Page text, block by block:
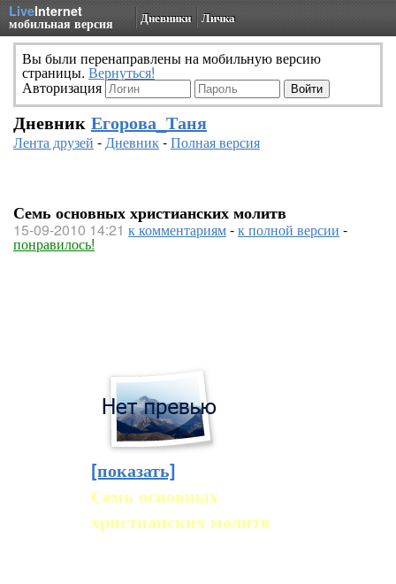
LiveInternet
мобильная версия Дневники Личка
Вы были перенаправлены на мобильную версию
страницы. Вернуться!
Авторизация
Дневник Егорова_Таня
Лента друзей -Дневник-Полная версия
Семь основных христианских молитв
15-09-2010 14:21 к комментариям-к полной версии -
понравилось!
[показать]
Семь основных
христианских молитв